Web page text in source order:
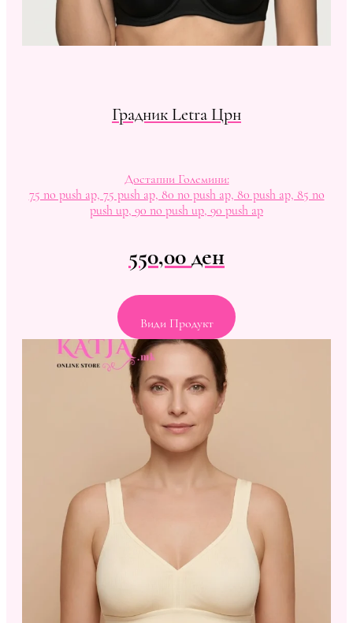
Градник Letra Црн
Достапни Големини:
75 no push ap, 75 push ap, 80 no push ap, 80 push ap, 85 no
push up, 90 no push up, 90 push ap
550,00ден
Види Продукт